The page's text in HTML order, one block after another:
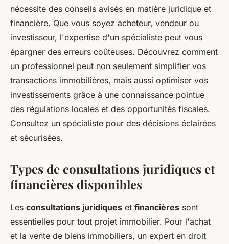
nécessite des conseils avisés en matière juridique et
financière. Que vous soyez acheteur, vendeur ou
investisseur, l'expertise d'un spécialiste peut vous
épargner des erreurs coûteuses. Découvrez comment
un professionnel peut non seulement simplifier vos
transactions immobilières, mais aussi optimiser vos
investissements grâce à une connaissance pointue
des régulations locales et des opportunités fiscales.
Consultez un spécialiste pour des décisions éclairées
et sécurisées.
Types de consultations juridiques et
financières disponibles
Les consultations juridiques et financières sont
essentielles pour tout projet immobilier. Pour l'achat
et la vente de biens immobiliers, un expert en droit